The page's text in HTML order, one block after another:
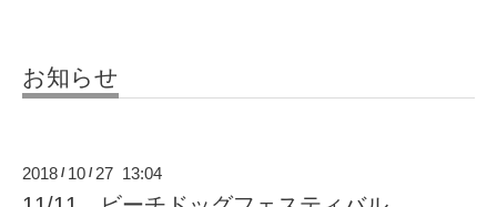
お知らせ
2018 / 10 / 27 13:04